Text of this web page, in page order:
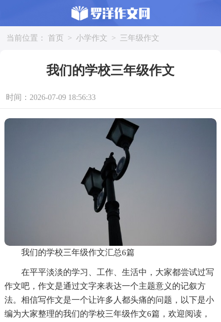
当前位置： 首页 > 小学作文 > 三年级作文
我们的学校三年级作文
时间：2026-07-09 18:56:33
我们的学校三年级作文汇总6篇
在平平淡淡的学习、工作、生活中，大家都尝试过写
作文吧，作文是通过文字来表达一个主题意义的记叙方
法。相信写作文是一个让许多人都头痛的问题，以下是小
编为大家整理的我们的学校三年级作文6篇，欢迎阅读，